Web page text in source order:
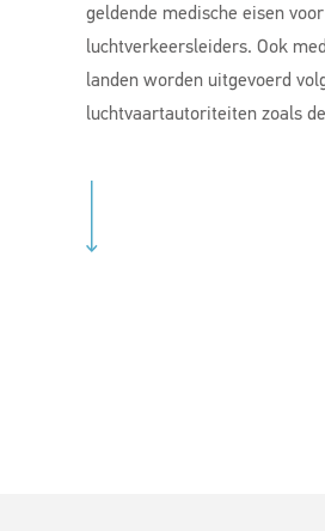
geldende medische eisen
luchtverkeersleiders. Ook
landen worden uitgevoerd
luchtvaartautoriteiten zoals